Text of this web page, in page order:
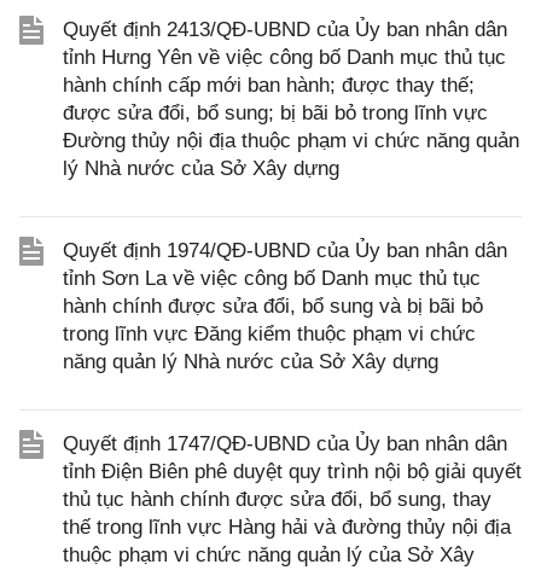
Quyết định 2413/QĐ-UBND của Ủy ban nhân dân
tỉnh Hưng Yên về việc công bố Danh mục thủ tục
hành chính cấp mới ban hành; được thay thế;
được sửa đổi, bổ sung; bị bãi bỏ trong lĩnh vực
Đường thủy nội địa thuộc phạm vi chức năng quản
lý Nhà nước của Sở Xây dựng
Quyết định 1974/QĐ-UBND của Ủy ban nhân dân
tỉnh Sơn La về việc công bố Danh mục thủ tục
hành chính được sửa đổi, bổ sung và bị bãi bỏ
trong lĩnh vực Đăng kiểm thuộc phạm vi chức
năng quản lý Nhà nước của Sở Xây dựng
Quyết định 1747/QĐ-UBND của Ủy ban nhân dân
tỉnh Điện Biên phê duyệt quy trình nội bộ giải quyết
thủ tục hành chính được sửa đổi, bổ sung, thay
thế trong lĩnh vực Hàng hải và đường thủy nội địa
thuộc phạm vi chức năng quản lý của Sở Xây